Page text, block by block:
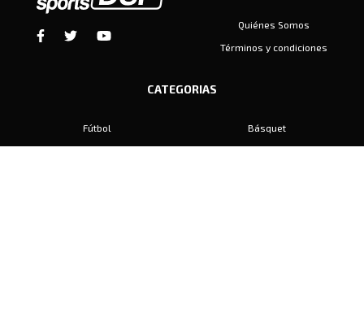
Quiénes Somos
Términos y condiciones
CATEGORIAS
Fútbol
Básquet